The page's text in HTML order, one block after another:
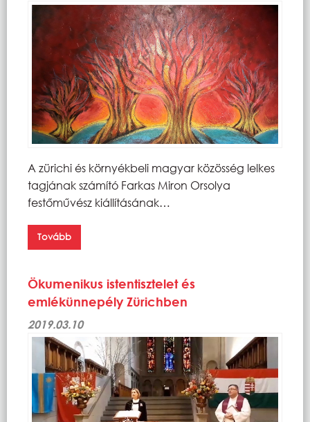
A zürichi és környékbeli magyar közösség lelkes
tagjának számító Farkas Miron Orsolya
festőművész kiállításának…
Tovább
Ökumenikus istentisztelet és
emlékünnepély Zürichben
2019.03.10